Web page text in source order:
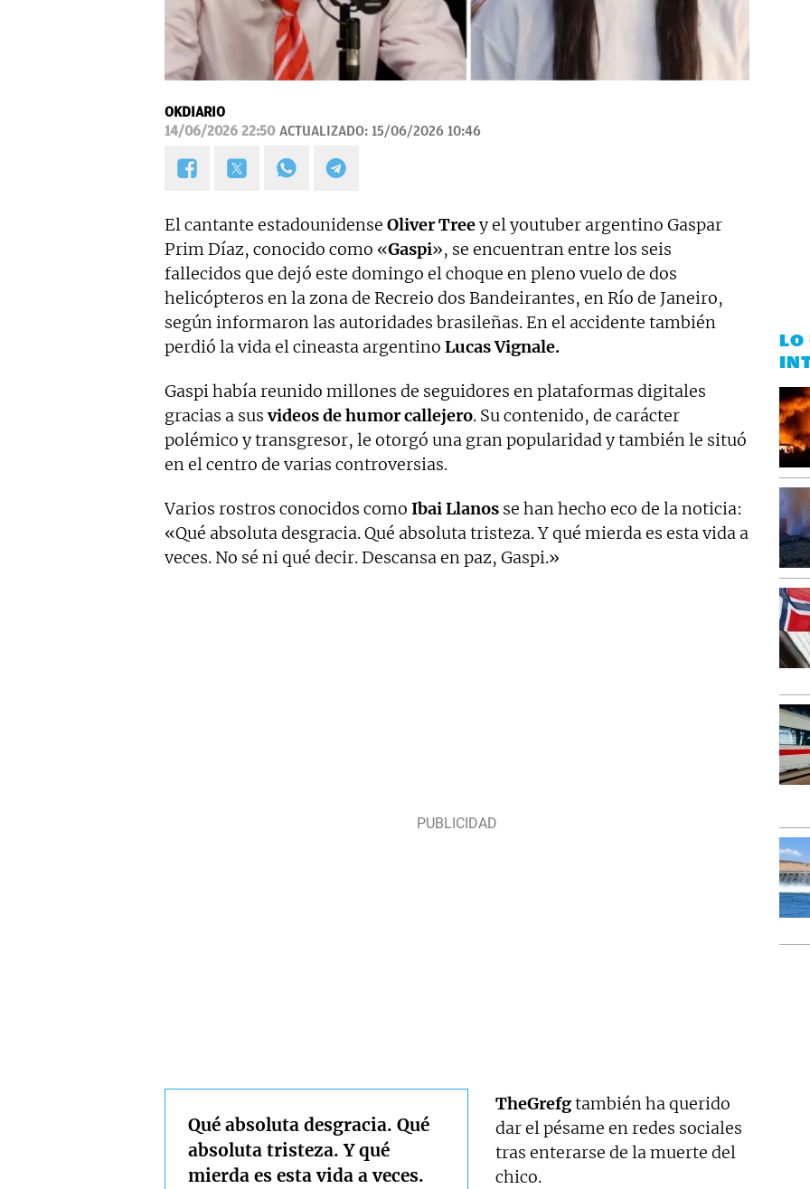
OKDIARIO
14/06/2026 22:50 ACTUALIZADO: 15/06/2026 10:46
El cantante estadounidense Oliver Treey el youtuber argentino Gaspar
Prim Díaz, conocido como «Gaspi», se encuentran entre los seis
fallecidos que dejó este domingo el choque en pleno vuelo de dos
helicópteros en la zona de Recreio dos Bandeirantes, en Río de Janeiro,
según informaron las autoridades brasileñas. En el accidente también
perdió la vida el cineasta argentino Lucas Vignale.
Gaspi había reunido millones de seguidores en plataformas digitales
gracias a susvideos de humor callejero. Su contenido, de carácter
polémico y transgresor, le otorgó una gran popularidad y también le situó
en el centro de varias controversias.
Varios rostros conocidos como Ibai Llanos se han hecho eco de la noticia:
«Qué absoluta desgracia. Qué absoluta tristeza. Y qué mierda es esta vida a
veces. No sé ni qué decir. Descansa en paz, Gaspi.»
Qué absoluta desgracia. Qué
absoluta tristeza. Y qué
mierda es esta vida a veces.
TheGrefgtambién ha querido
dar el pésame en redes sociales
tras enterarse de la muerte del
chico.
LO